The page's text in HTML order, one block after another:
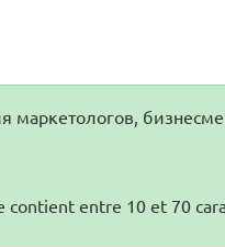
маркетологов,
entre 10 et 70